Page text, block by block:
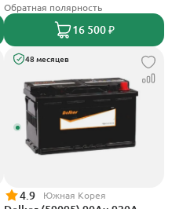
Обратная полярность
16 500 ₽
48 месяцев
4.9 Южная Корея